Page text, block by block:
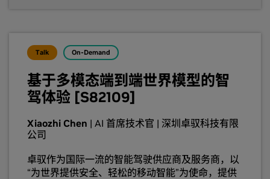
Talk On-Demand
基于多模态端到端世界模型的智
驾体验 [S82109]
Xiaozhi Chen | AI 首席技术官 | 深圳卓驭科技有限
公司
卓驭作为国际一流的智能驾驶供应商及服务商，以
“为世界提供安全、轻松的移动智能”为使命，提供